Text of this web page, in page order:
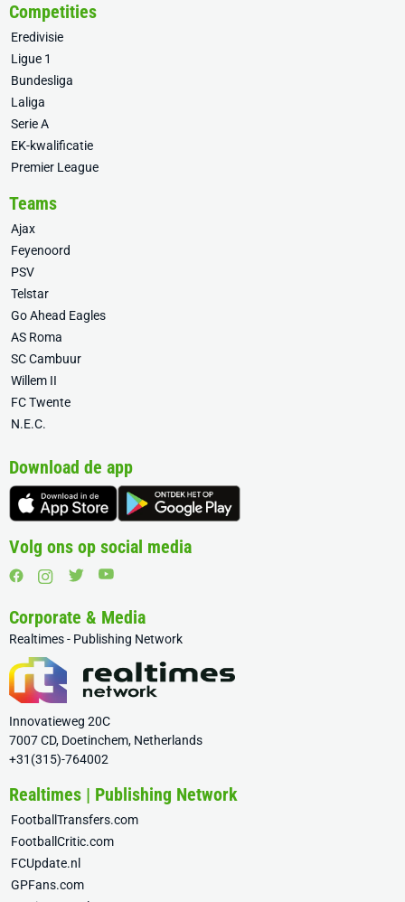
Competities
Eredivisie
Ligue 1
Bundesliga
Laliga
Serie A
EK-kwalificatie
Premier League
Teams
Ajax
Feyenoord
PSV
Telstar
Go Ahead Eagles
AS Roma
SC Cambuur
Willem II
FC Twente
N.E.C.
Download de app
Volg ons op social media
Corporate & Media
Realtimes - Publishing Network
Innovatieweg 20C
7007 CD, Doetinchem, Netherlands
+31(315)-764002
Realtimes | Publishing Network
FootballTransfers.com
FootballCritic.com
FCUpdate.nl
GPFans.com